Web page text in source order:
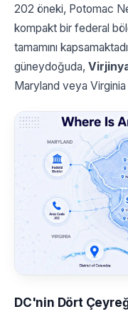
202 öneki, Potomac
kompakt bir federal
tamamını
güneydoğuda,
Maryland veya Virginia
DC'nin Dört